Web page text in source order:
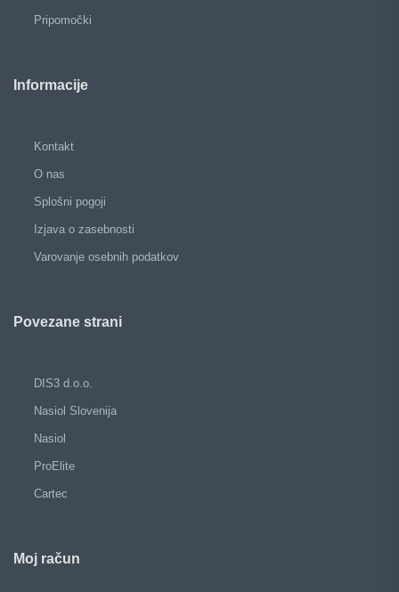
Pripomočki
Informacije
Kontakt
O nas
Splošni pogoji
Izjava o zasebnosti
Varovanje osebnih podatkov
Povezane strani
DIS3 d.o.o.
Nasiol Slovenija
Nasiol
ProElite
Cartec
Moj račun